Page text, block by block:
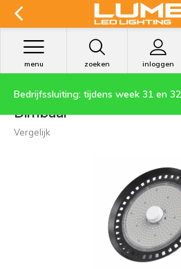
zoeken inloggen
menu
Bedrijfssluiting: tijdens week 31 en 32 vinden
LED Highbay UFO 100W
Dimbaar
Vergelijk